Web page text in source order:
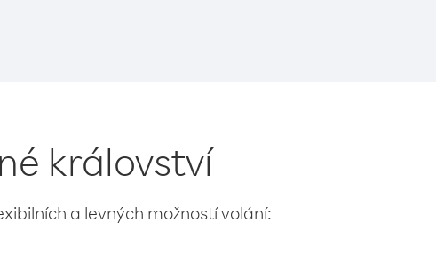
království
a levných možností volání: